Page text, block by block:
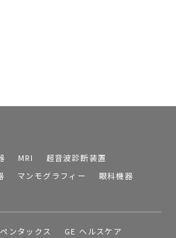
MRI
超音波診断装置
マンモグラフィー
眼科機器
ペンタックス
GE ヘルスケア